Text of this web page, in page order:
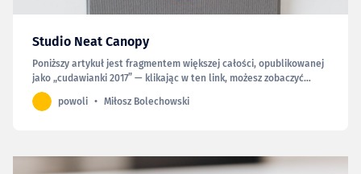
Studio Neat Canopy
Poniższy artykuł jest fragmentem większej całości, opublikowanej
jako „cudawianki 2017” — klikając w ten link, możesz zobaczyć
całość. Ten produkt pojawia się w tym zestawieniu z wyjątkowych
względów. W odróżnieniu bowiem od pozostałych, tego nie mogę
powoli Miłosz Bolechowski